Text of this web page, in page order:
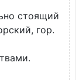
стоящий
гор.